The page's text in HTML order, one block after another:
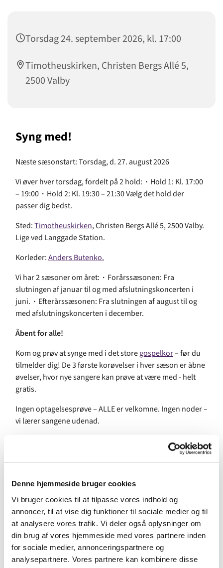
Denne hjemmeside bruger cookies
Vi bruger cookies til at tilpasse vores indhold og
annoncer, til at vise dig funktioner til sociale medier og til
at analysere vores trafik. Vi deler også oplysninger om
din brug af vores hjemmeside med vores partnere inden
for sociale medier, annonceringspartnere og
analysepartnere. Vores partnere kan kombinere disse
Torsdag 24. september 2026, kl. 17:00
Timotheuskirken, Christen Bergs Allé 5,
2500 Valby
Syng med!
Næste sæsonstart: Torsdag, d. 27. august 2026
Vi øver hver torsdag, fordelt på 2 hold: · Hold 1: Kl. 17:00
– 19:00 · Hold 2: Kl. 19:30 – 21:30 Vælg det hold der
passer dig bedst.
Sted:Timotheuskirken, Christen Bergs Allé 5, 2500 Valby.
Lige ved Langgade Station.
Korleder:Anders Butenko.
Vi har 2 sæsoner om året: · Forårssæsonen: Fra
slutningen af januar til og med afslutningskoncerten i
juni. · Efterårssæsonen: Fra slutningen af august til og
med afslutningskoncerten i december.
Åbent for alle!
Kom og prøv at synge med i det storegospelkor– før du
tilmelder dig! De 3 første korøvelser i hver sæson er åbne
øvelser, hvor nye sangere kan prøve at være med - helt
gratis.
Ingen optagelsesprøve – ALLE er velkomne. Ingen noder –
vi lærer sangene udenad.
For mange er den ugentlige korøvelse ugens højdepunkt.
band, som plejer at være besøgt af flere hundrede
publikummer.
For at være med skal du være mindst 15 år. Vær commitet
til at komme til tiden til hver øvelse.
Facebook